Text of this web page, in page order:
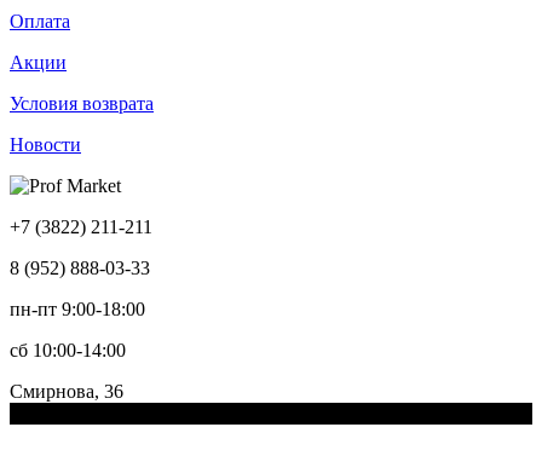
Оплата
Акции
Условия возврата
Новости
+7 (3822) 211-211
8 (952) 888-03-33
пн-пт 9:00-18:00
сб 10:00-14:00
Смирнова, 36